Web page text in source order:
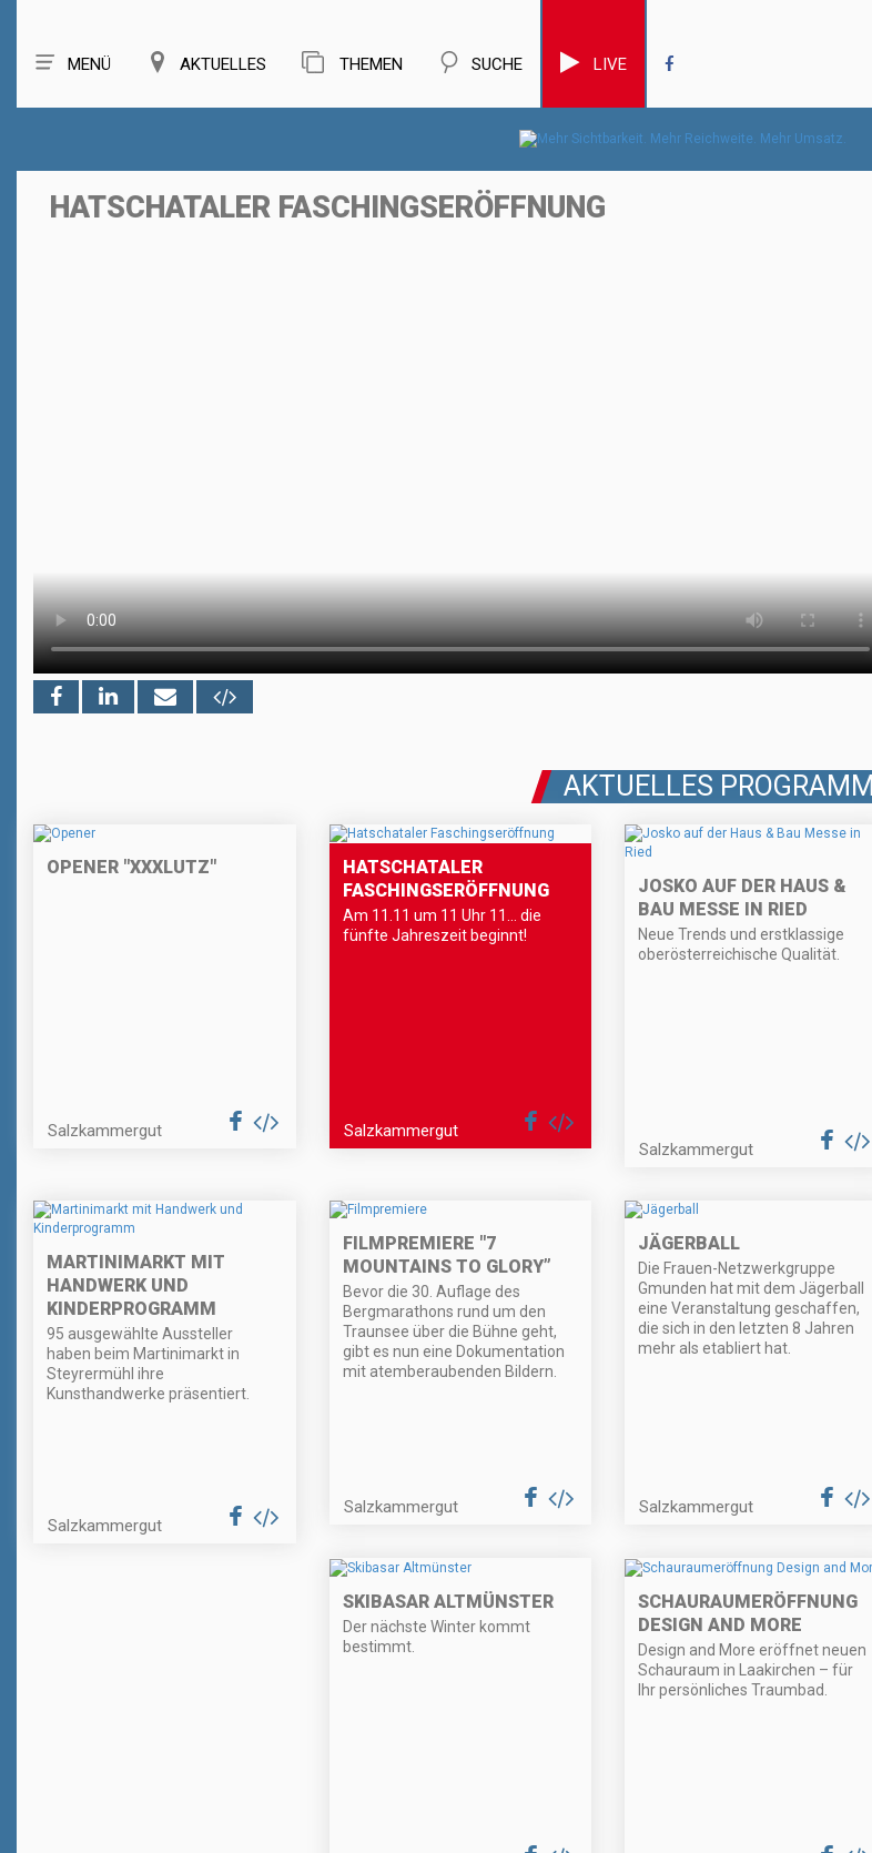
MENÜ AKTUELLES THEMEN SUCHE LIVE
HATSCHATALER FASCHINGSERÖFFNUNG
AKTUELLES PROGRAMM
OPENER "XXXLUTZ"
Salzkammergut
HATSCHATALER
FASCHINGSERÖFFNUNG
Am 11.11 um 11 Uhr 11… die
fünfte Jahreszeit beginnt!
Salzkammergut
JOSKO AUF DER HAUS &
BAU MESSE IN RIED
Neue Trends und erstklassige
oberösterreichische Qualität.
Salzkammergut
MARTINIMARKT MIT
HANDWERK UND
KINDERPROGRAMM
95 ausgewählte Aussteller
haben beim Martinimarkt in
Steyrermühl ihre
Kunsthandwerke präsentiert.
Salzkammergut
FILMPREMIERE "7
MOUNTAINS TO GLORY”
Bevor die 30. Auflage des
Bergmarathons rund um den
Traunsee über die Bühne geht,
gibt es nun eine Dokumentation
mit atemberaubenden Bildern.
Salzkammergut
JÄGERBALL
Die Frauen-Netzwerkgruppe
Gmunden hat mit dem Jägerball
eine Veranstaltung geschaffen,
die sich in den letzten 8 Jahren
mehr als etabliert hat.
Salzkammergut
SKIBASAR ALTMÜNSTER
Der nächste Winter kommt
bestimmt.
SCHAURAUMERÖFFNUNG
DESIGN AND MORE
Design and More eröffnet neuen
Schauraum in Laakirchen – für
Ihr persönliches Traumbad.